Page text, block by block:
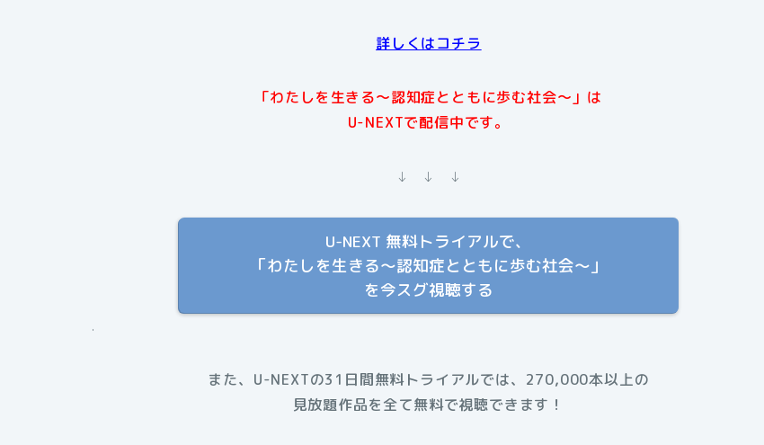
詳しくはコチラ
「わたしを生きる〜認知症とともに歩む社会〜」は
U-NEXTで配信中です。
↓ ↓ ↓
U-NEXT 無料トライアルで、
「わたしを生きる〜認知症とともに歩む社会〜」
を今スグ視聴する
.
また、U-NEXTの31日間無料トライアルでは、270,000本以上の
見放題作品を全て無料で視聴できます！